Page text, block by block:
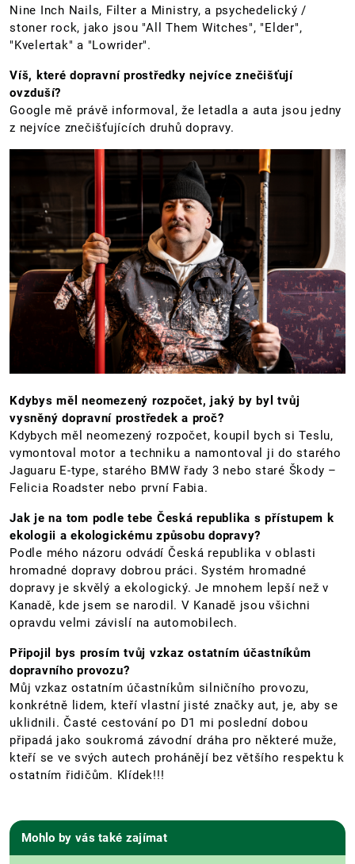
Nine Inch Nails, Filter a Ministry, a psychedelický /
stoner rock, jako jsou "All Them Witches", "Elder",
"Kvelertak" a "Lowrider".
Víš, které dopravní prostředky nejvíce znečišťují
ovzduší?
Google mě právě informoval, že letadla a auta jsou jedny
z nejvíce znečišťujících druhů dopravy.
Kdybys měl neomezený rozpočet, jaký by byl tvůj
vysněný dopravní prostředek a proč?
Kdybych měl neomezený rozpočet, koupil bych si Teslu,
vymontoval motor a techniku a namontoval ji do starého
Jaguaru E-type, starého BMW řady 3 nebo staré Škody –
Felicia Roadster nebo první Fabia.
Jak je na tom podle tebe Česká republika s přístupem k
ekologii a ekologickému způsobu dopravy?
Podle mého názoru odvádí Česká republika v oblasti
hromadné dopravy dobrou práci. Systém hromadné
dopravy je skvělý a ekologický. Je mnohem lepší než v
Kanadě, kde jsem se narodil. V Kanadě jsou všichni
opravdu velmi závislí na automobilech.
Připojil bys prosím tvůj vzkaz ostatním účastníkům
dopravního provozu?
Můj vzkaz ostatním účastníkům silničního provozu,
konkrétně lidem, kteří vlastní jisté značky aut, je, aby se
uklidnili. Časté cestování po D1 mi poslední dobou
připadá jako soukromá závodní dráha pro některé muže,
kteří se ve svých autech prohánějí bez většího respektu k
ostatním řidičům. Klídek!!!
Mohlo by vás také zajímat